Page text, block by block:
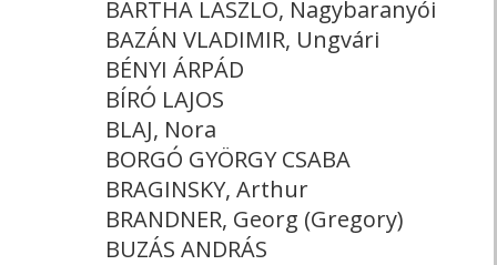
BARTHA LÁSZLÓ, Nagybaranyói
BAZÁN VLADIMIR, Ungvári
BÉNYI ÁRPÁD
BÍRÓ LAJOS
BLAJ, Nora
BORGÓ GYÖRGY CSABA
BRAGINSKY, Arthur
BRANDNER, Georg (Gregory)
BUZÁS ANDRÁS